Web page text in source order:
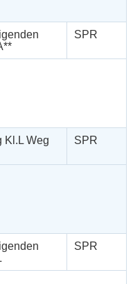
SPR
Kl.L Weg
SPR
SPR